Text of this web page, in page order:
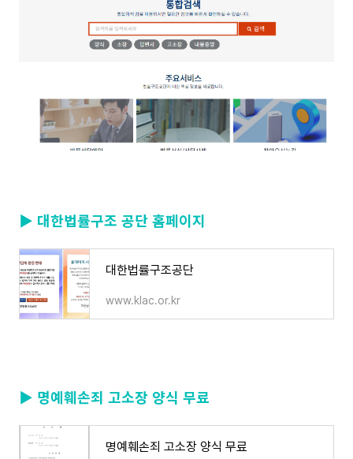
▶ 대한법률구조 공단 홈페이지
대한법률구조공단
www.klac.or.kr
▶ 명예훼손죄 고소장 양식 무료
명예훼손죄 고소장 양식 무료